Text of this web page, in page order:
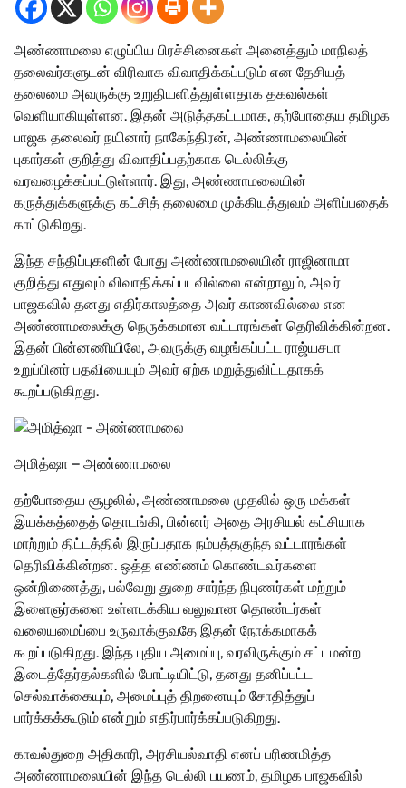
அண்ணாமலை எழுப்பிய பிரச்சினைகள் அனைத்தும் மாநிலத்
தலைவர்களுடன் விரிவாக விவாதிக்கப்படும் என தேசியத்
தலைமை அவருக்கு உறுதியளித்துள்ளதாக தகவல்கள்
வெளியாகியுள்ளன. இதன் அடுத்தகட்டமாக, தற்போதைய தமிழக
பாஜக தலைவர் நயினார் நாகேந்திரன், அண்ணாமலையின்
புகார்கள் குறித்து விவாதிப்பதற்காக டெல்லிக்கு
வரவழைக்கப்பட்டுள்ளார். இது, அண்ணாமலையின்
கருத்துக்களுக்கு கட்சித் தலைமை முக்கியத்துவம் அளிப்பதைக்
காட்டுகிறது.
இந்த சந்திப்புகளின் போது அண்ணாமலையின் ராஜினாமா
குறித்து எதுவும் விவாதிக்கப்படவில்லை என்றாலும், அவர்
பாஜகவில் தனது எதிர்காலத்தை அவர் காணவில்லை என
அண்ணாமலைக்கு நெருக்கமான வட்டாரங்கள் தெரிவிக்கின்றன.
இதன் பின்னணியிலே, அவருக்கு வழங்கப்பட்ட ராஜ்யசபா
உறுப்பினர் பதவியையும் அவர் ஏற்க மறுத்துவிட்டதாகக்
கூறப்படுகிறது.
அமித்ஷா – அண்ணாமலை
தற்போதைய சூழலில், அண்ணாமலை முதலில் ஒரு மக்கள்
இயக்கத்தைத் தொடங்கி, பின்னர் அதை அரசியல் கட்சியாக
மாற்றும் திட்டத்தில் இருப்பதாக நம்பத்தகுந்த வட்டாரங்கள்
தெரிவிக்கின்றன. ஒத்த எண்ணம் கொண்டவர்களை
ஒன்றிணைத்து, பல்வேறு துறை சார்ந்த நிபுணர்கள் மற்றும்
இளைஞர்களை உள்ளடக்கிய வலுவான தொண்டர்கள்
வலையமைப்பை உருவாக்குவதே இதன் நோக்கமாகக்
கூறப்படுகிறது. இந்த புதிய அமைப்பு, வரவிருக்கும் சட்டமன்ற
இடைத்தேர்தல்களில் போட்டியிட்டு, தனது தனிப்பட்ட
செல்வாக்கையும், அமைப்புத் திறனையும் சோதித்துப்
பார்க்கக்கூடும் என்றும் எதிர்பார்க்கப்படுகிறது.
காவல்துறை அதிகாரி, அரசியல்வாதி எனப் பரிணமித்த
அண்ணாமலையின் இந்த டெல்லி பயணம், தமிழக பாஜகவில்